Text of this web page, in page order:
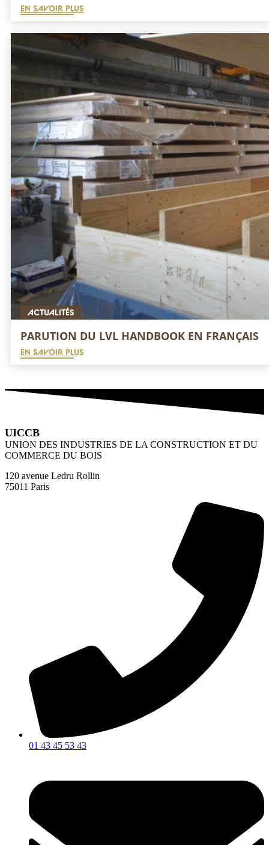
EN SAVOIR PLUS
ACTUALITÉS
PARUTION DU LVL HANDBOOK EN FRANÇAIS
EN SAVOIR PLUS
UICCB
UNION DES INDUSTRIES DE LA CONSTRUCTION ET DU
COMMERCE DU BOIS
120 avenue Ledru Rollin
75011 Paris
01 43 45 53 43